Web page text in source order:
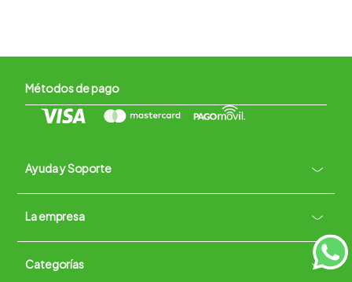
Métodos de pago
Ayuda y Soporte +
Contacto vía WhatsApp
Términos y condiciones
La empresa +
Quiénes somos
Trabaja con nosotros
Categorías +